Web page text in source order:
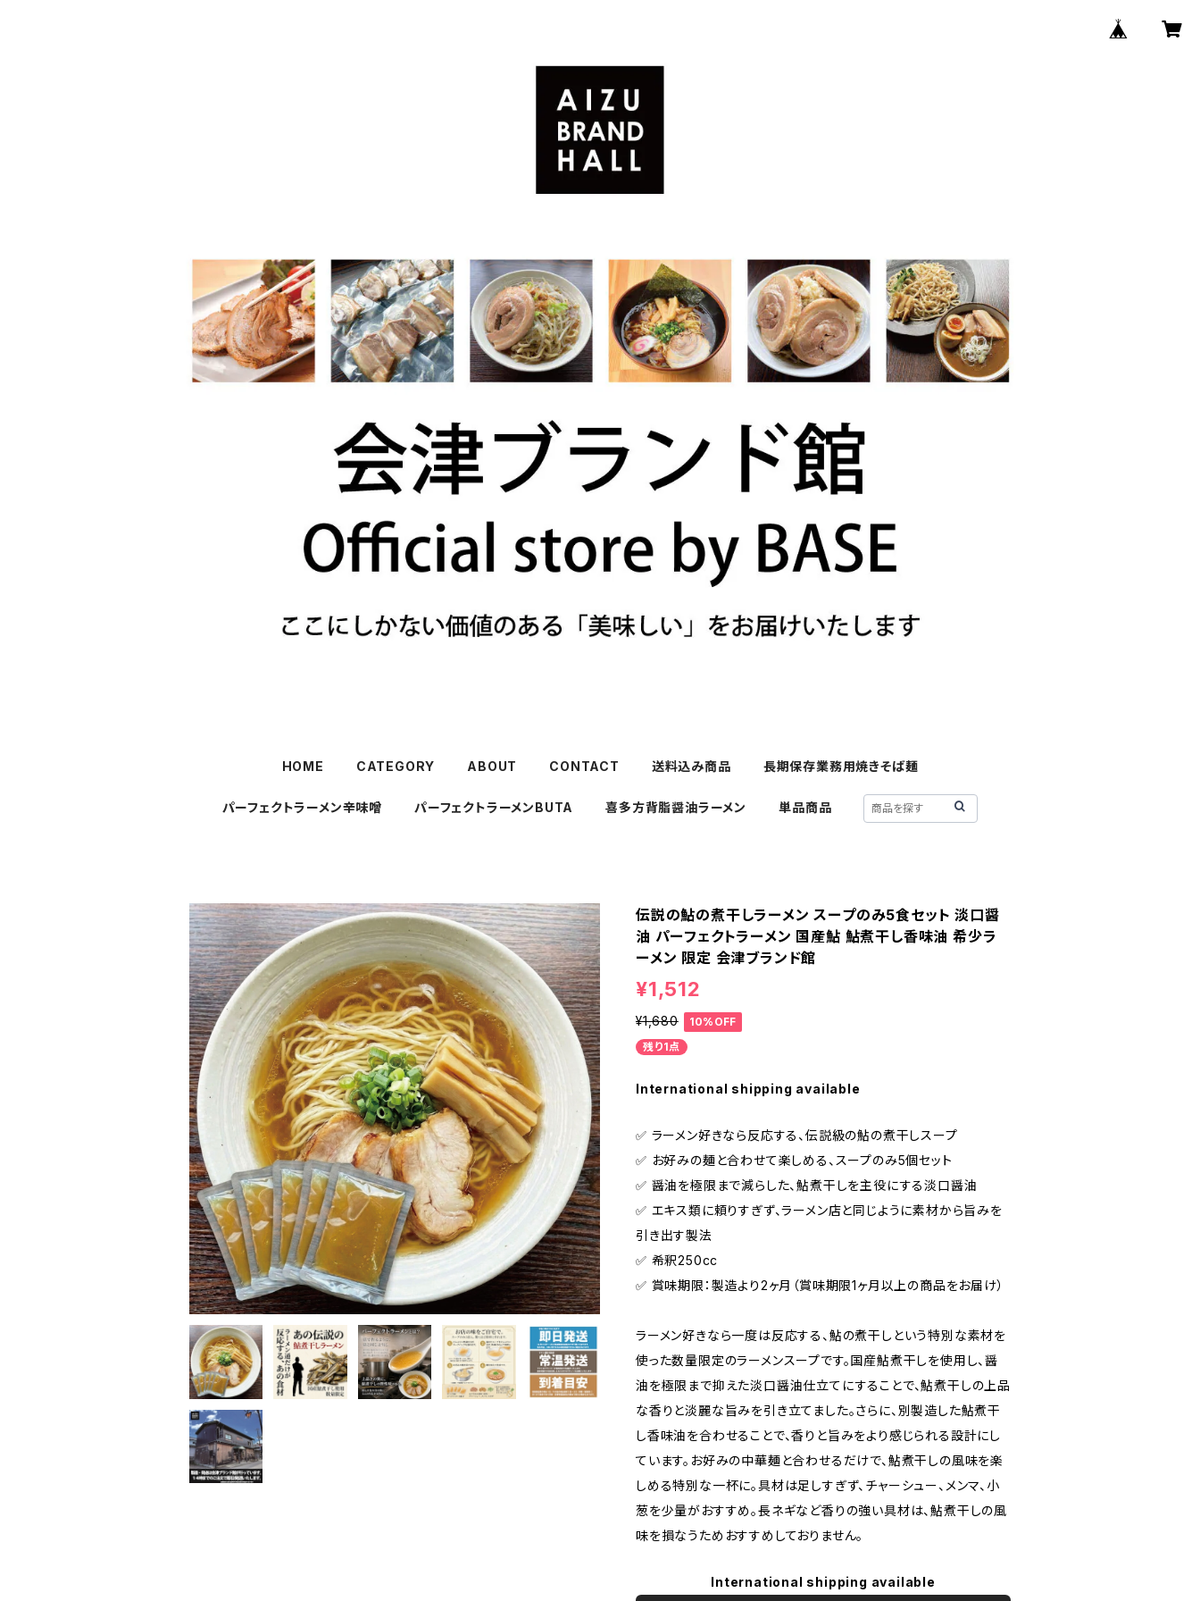
HOME CATEGORY ABOUT CONTACT 送料込み商品 長期保存業務用焼きそば麺
パーフェクトラーメン辛味噌 パーフェクトラーメンBUTA 喜多方背脂醤油ラーメン 単品商品
伝説の鮎の煮干しラーメン スープのみ5食セット 淡口醤
油 パーフェクトラーメン 国産鮎 鮎煮干し香味油 希少ラ
ーメン 限定 会津ブランド館
¥1,512
¥1,680
10%OFF
残り1点
International shipping available
✅️ ラーメン好きなら反応する、伝説級の鮎の煮干しスープ
✅️ お好みの麺と合わせて楽しめる、スープのみ5個セット
✅️ 醤油を極限まで減らした、鮎煮干しを主役にする淡口醤油
✅️ エキス類に頼りすぎず、ラーメン店と同じように素材から旨みを
引き出す製法
✅️ 希釈250cc
✅️ 賞味期限：製造より2ヶ月（賞味期限1ヶ月以上の商品をお届け）
ラーメン好きなら一度は反応する、鮎の煮干しという特別な素材を
使った数量限定のラーメンスープです。国産鮎煮干しを使用し、醤
油を極限まで抑えた淡口醤油仕立てにすることで、鮎煮干しの上品
な香りと淡麗な旨みを引き立てました。さらに、別製造した鮎煮干
し香味油を合わせることで、香りと旨みをより感じられる設計にし
ています。お好みの中華麺と合わせるだけで、鮎煮干しの風味を楽
しめる特別な一杯に。具材は足しすぎず、チャーシュー、メンマ、小
葱を少量がおすすめ。長ネギなど香りの強い具材は、鮎煮干しの風
味を損なうためおすすめしておりません。
International shipping available